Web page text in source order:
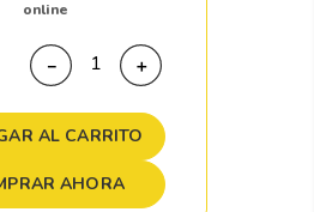
online
＋
－
AL CARRITO
AHORA